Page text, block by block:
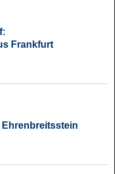
Frankfurt